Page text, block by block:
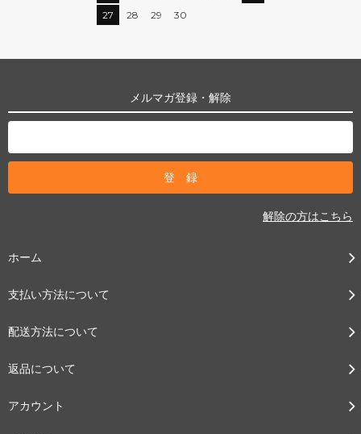
27
28 29 30
メルマガ登録・解除
解除の方はこちら
ホーム
支払い方法について
配送方法について
返品について
アカウント